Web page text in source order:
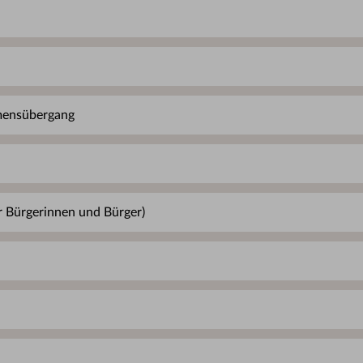
und Bürger)